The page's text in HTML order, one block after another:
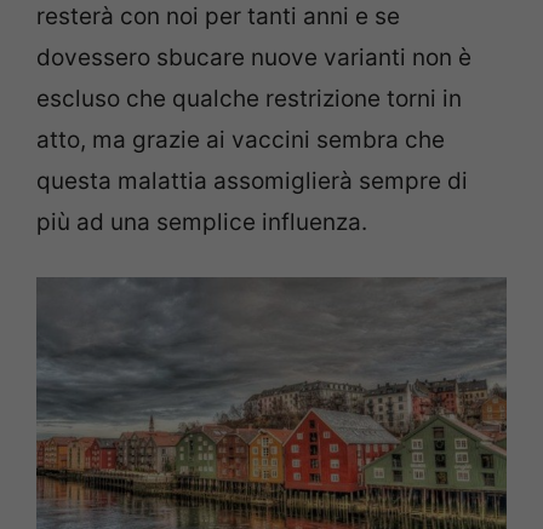
resterà con noi per tanti anni e se
dovessero sbucare nuove varianti non è
escluso che qualche restrizione torni in
atto, ma grazie ai vaccini sembra che
questa malattia assomiglierà sempre di
più ad una semplice influenza.